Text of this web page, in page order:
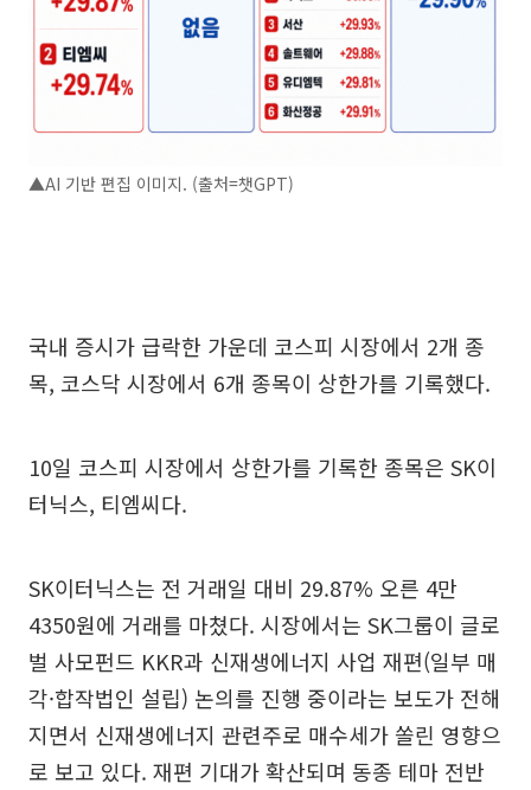
▲AI 기반 편집 이미지. (출처=챗GPT)
국내 증시가 급락한 가운데 코스피 시장에서 2개 종
목, 코스닥 시장에서 6개 종목이 상한가를 기록했다.
10일 코스피 시장에서 상한가를 기록한 종목은 SK이
터닉스, 티엠씨다.
SK이터닉스는 전 거래일 대비 29.87% 오른 4만
4350원에 거래를 마쳤다. 시장에서는 SK그룹이 글로
벌 사모펀드 KKR과 신재생에너지 사업 재편(일부 매
각·합작법인 설립) 논의를 진행 중이라는 보도가 전해
지면서 신재생에너지 관련주로 매수세가 쏠린 영향으
로 보고 있다. 재편 기대가 확산되며 동종 테마 전반